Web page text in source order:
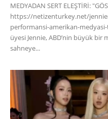
MEDYADAN SERT ELEŞTİRİ:
https://netizenturkey.net/
performansi-amerikan-
üyesi Jennie, ABD’nin büyük
sahneye...